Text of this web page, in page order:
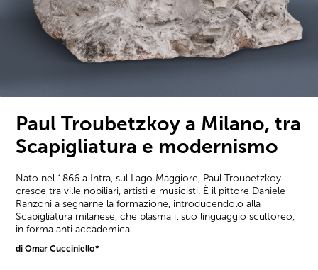
Paul Troubetzkoy a Milano, tra
Scapigliatura e modernismo
Nato nel 1866 a Intra, sul Lago Maggiore, Paul Troubetzkoy
cresce tra ville nobiliari, artisti e musicisti. È il pittore Daniele
Ranzoni a segnarne la formazione, introducendolo alla
Scapigliatura milanese, che plasma il suo linguaggio scultoreo,
in forma anti accademica.
di Omar Cucciniello*